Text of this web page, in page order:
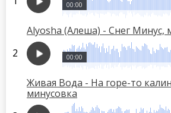
00:00
Alyosha (Алеша) - Снег Минус,
00:00
Живая Вода - На горе-то
минусовка